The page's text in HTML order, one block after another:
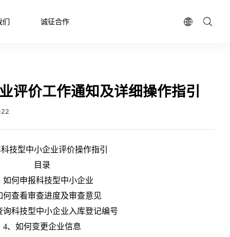
们 诚征合作
评价工作通知及详细操作指引
科技型中小企业评价操作指引
目录
如何申报科技型中小企业
何查看审查进度及审查意见
询科技型中小企业入库登记编号
4、如何变更企业信息